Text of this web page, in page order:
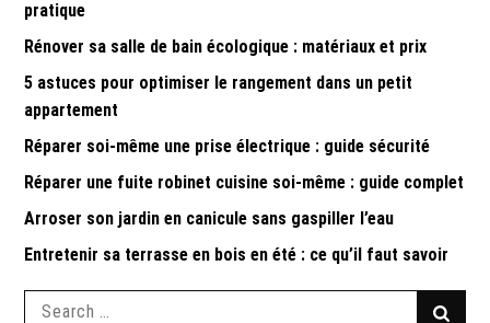
pratique
Rénover sa salle de bain écologique : matériaux et prix
5 astuces pour optimiser le rangement dans un petit
appartement
Réparer soi-même une prise électrique : guide sécurité
Réparer une fuite robinet cuisine soi-même : guide complet
Arroser son jardin en canicule sans gaspiller l’eau
Entretenir sa terrasse en bois en été : ce qu’il faut savoir
Search